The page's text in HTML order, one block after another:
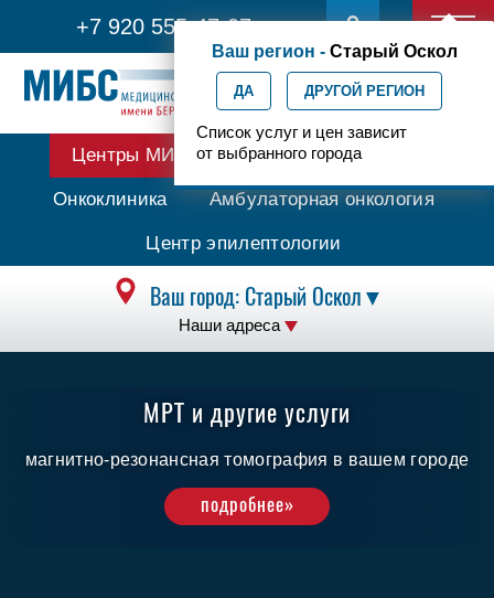
+7 920 555-47-07
Ваш регион - Старый Оскол
ДА ДРУГОЙ РЕГИОН
Список услуг и цен зависит
от выбранного города
Центры МИБС Протонная терапия
Онкоклиника Амбулаторная онкология
Центр эпилептологии
Ваш город: Старый Оскол▼
Наши адреса
МРТ и другие услуги
магнитно-резонансная томография в вашем городе
подробнее»
АРХИВ НОВОСТЕЙ